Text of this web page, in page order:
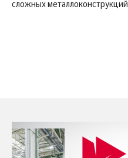
сложных металлоконструкций